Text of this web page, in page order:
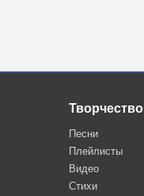
Творчество
Песни
Плейлисты
Видео
Стихи